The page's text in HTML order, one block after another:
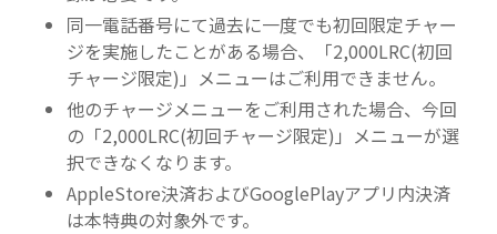
同一電話番号にて過去に一度でも初回限定チャー
ジを実施したことがある場合、「2,000LRC(初回
チャージ限定)」メニューはご利用できません。
他のチャージメニューをご利用された場合、今回
の「2,000LRC(初回チャージ限定)」メニューが選
択できなくなります。
AppleStore決済およびGooglePlayアプリ内決済
は本特典の対象外です。